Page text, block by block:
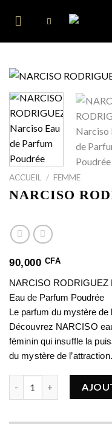
ACCUEIL / FEMME
NARCISO
90,000 CFA
NARCISO RODRIGUEZ
Eau de Parfum Poudrée
Le parfum du mystère de
Découvrez NARCISO
féminin qui insuffle la
du mystère de l’attraction.